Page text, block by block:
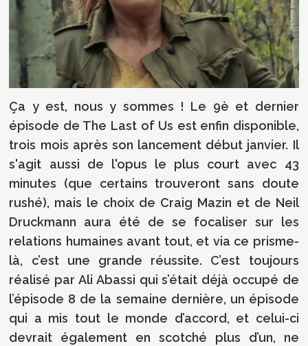
Ça y est, nous y sommes ! Le 9è et dernier
épisode de The Last of Us est enfin disponible,
trois mois après son lancement début janvier. Il
s'agit aussi de l'opus le plus court avec 43
minutes (que certains trouveront sans doute
rushé), mais le choix de Craig Mazin et de Neil
Druckmann aura été de se focaliser sur les
relations humaines avant tout, et via ce prisme-
là, c’est une grande réussite. C’est toujours
réalisé par Ali Abassi qui s’était déjà occupé de
l’épisode 8 de la semaine dernière, un épisode
qui a mis tout le monde d’accord, et celui-ci
devrait également en scotché plus d’un, ne